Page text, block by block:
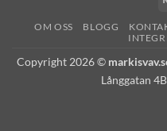
OM OSS BLOGG
Copyright 2026 ©
Långgatan